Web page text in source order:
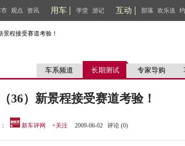
观点 资讯 用车 学堂 游记 互动 部落 欢乐送
景程接受赛道考验！
车系频道 长期测试 专家导购
36）新景程接受赛道考验！
新车评网 +关注 2009-06-02 评论 (0)